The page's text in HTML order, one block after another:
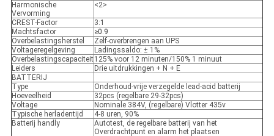
Harmonische
Vervorming
<2>
CREST-Factor
3:1
Machtsfactor
≥0.9
Overbelastingsherstel
Zelf-overbrengen aan UPS
Voltageregelgeving
Ladingssaldo: ± 1%
Overbelastingscapaciteit125% voor 12 minuten/150% 1 minuut
Leiders
Drie uitdrukkingen + N + E
BATTERIJ
Type
Onderhoud-vrije verzegelde lead-acid batterij
Hoeveelheid
32pcs (regelbare 29-32pcs)
Voltage
Nominale 384V, (regelbare) Vlotter 435v
Typische herladentijd
4-8 uren, 90%
Batterij handly
Autotest, de regelbare batterij van het
Overdrachtpunt en alarm het plaatsen